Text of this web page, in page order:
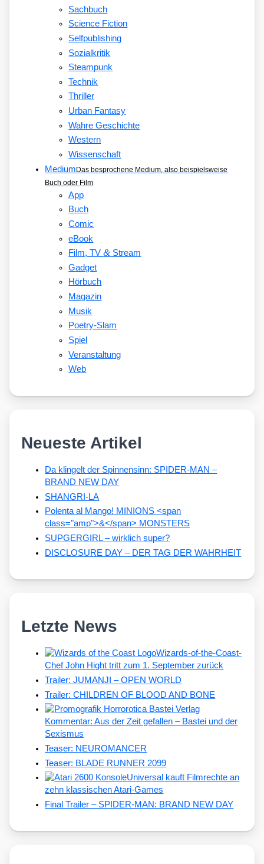
Sachbuch
Science Fiction
Selfpublishing
Sozialkritik
Steampunk
Technik
Thriller
Urban Fantasy
Wahre Geschichte
Western
Wissenschaft
MediumDas besprochene Medium, also beispielsweise
Buch oder Film
App
Buch
Comic
eBook
Film, TV&Stream
Gadget
Hörbuch
Magazin
Musik
Poetry-Slam
Spiel
Veranstaltung
Web
Neueste Artikel
Da klingelt der Spinnensinn: SPIDER-MAN –
BRAND NEW DAY
SHANGRI-LA
Polenta al Mango! MINIONS <span
class="amp">&</span> MONSTERS
SUPGERGIRL – wirklich super?
DISCLOSURE DAY – DER TAG DER WAHRHEIT
Letzte News
Wizards-of-the-Coast-
Chef John Hight tritt zum 1. September zurück
Trailer: JUMANJI – OPEN WORLD
Trailer: CHILDREN OF BLOOD AND BONE
Kommentar: Aus der Zeit gefallen – Bastei und der
Sexismus
Teaser: NEUROMANCER
Teaser: BLADE RUNNER 2099
Universal kauft Filmrechte an
zehn klassischen Atari-Games
Final Trailer – SPIDER-MAN: BRAND NEW DAY